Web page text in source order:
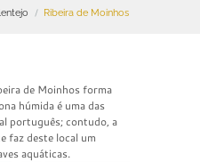
Ribeira de Moinhos
de Moinhos forma
húmida é uma das
português; contudo, a
faz deste local um
aquáticas.